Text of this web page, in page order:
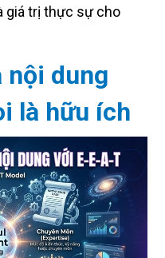
giá trị thực sự cho
nội dung
là hữu ích